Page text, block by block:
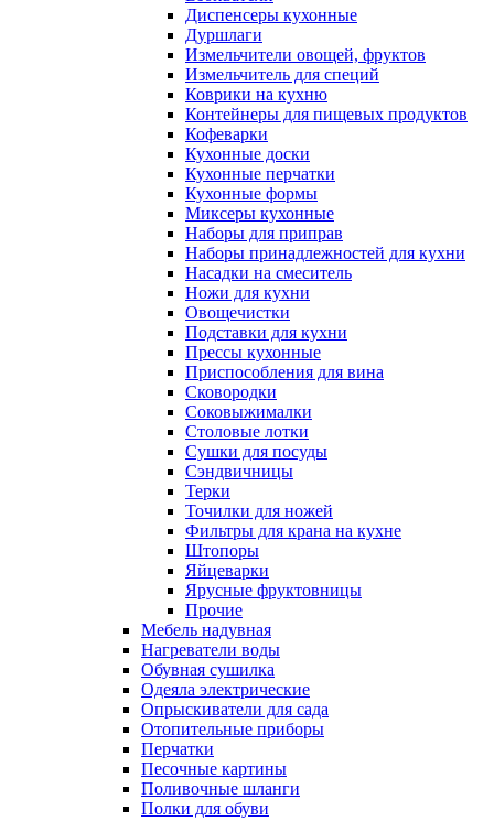
Диспенсеры кухонные
Дуршлаги
Измельчители овощей, фруктов
Измельчитель для специй
Коврики на кухню
Контейнеры для пищевых продуктов
Кофеварки
Кухонные доски
Кухонные перчатки
Кухонные формы
Миксеры кухонные
Наборы для приправ
Наборы принадлежностей для кухни
Насадки на смеситель
Ножи для кухни
Овощечистки
Подставки для кухни
Прессы кухонные
Приспособления для вина
Сковородки
Соковыжималки
Столовые лотки
Сушки для посуды
Сэндвичницы
Терки
Точилки для ножей
Фильтры для крана на кухне
Штопоры
Яйцеварки
Ярусные фруктовницы
Прочие
Мебель надувная
Нагреватели воды
Обувная сушилка
Одеяла электрические
Опрыскиватели для сада
Отопительные приборы
Перчатки
Песочные картины
Поливочные шланги
Полки для обуви